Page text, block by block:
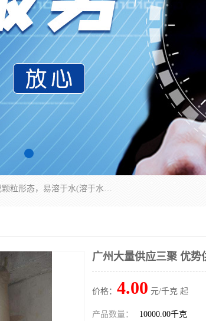
氢氧化钠化学式为NaOH，为一种具有很强腐蚀性的强碱，一般为片状或颗粒形态，易溶于水(溶于水时放热)并形成碱性溶液，另有潮解性，易吸取空气中的水蒸气(潮解)和(变质)。NaOH是化学实验室其中一种必备的化学品，亦为常见的化工品之一。纯品是无色透明的晶体。密度2.130g/cm3。熔点318.4℃。沸点1390℃。工业品含有少量的氯化和碳酸，是白色不透明的晶体。
广州大量供应三聚 优
价格： 4.00 元/千克 起
产品数量： 10000.00千克